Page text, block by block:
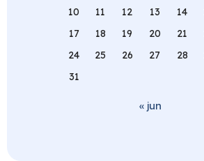
10
11 12 13 14
17
18 19 20 21
24
25 26 27 28
31
« jun